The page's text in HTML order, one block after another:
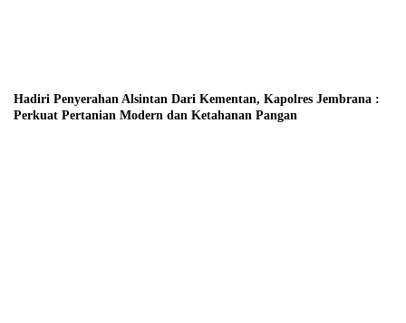
Hadiri Penyerahan Alsintan Dari Kementan, Kapolres Jembrana :
Perkuat Pertanian Modern dan Ketahanan Pangan